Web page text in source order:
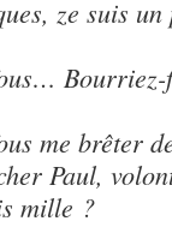
ze suis
me brêter
Paul,
mille ?